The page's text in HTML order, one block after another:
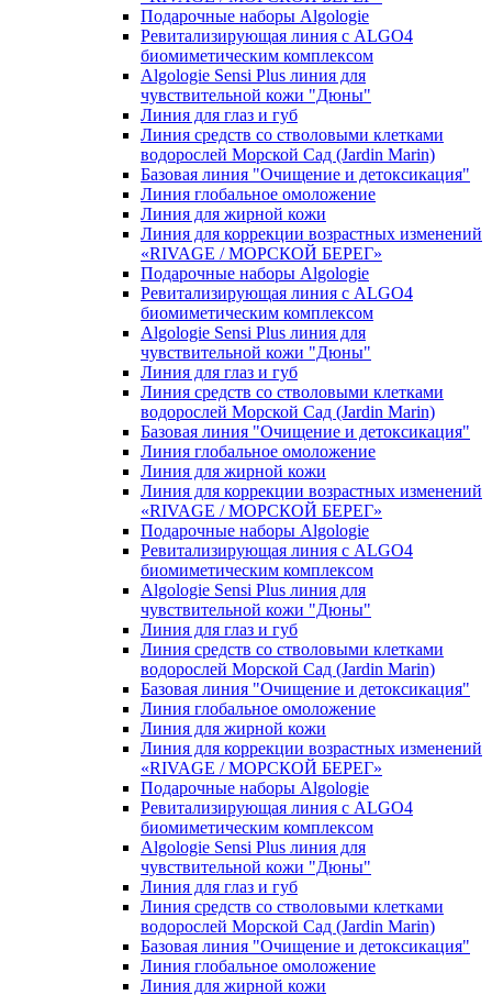
Подарочные наборы Algologie
Ревитализирующая линия с ALGO4
биомиметическим комплексом
Algologie Sensi Plus линия для
чувcтвительной кожи "Дюны"
Линия для глаз и губ
Линия средств со стволовыми клетками
водорослей Морской Сад (Jardin Marin)
Базовая линия "Очищение и детоксикация"
Линия глобальное омоложение
Линия для жирной кожи
Линия для коррекции возрастных изменений
«RIVAGE / МОРСКОЙ БЕРЕГ»
Подарочные наборы Algologie
Ревитализирующая линия с ALGO4
биомиметическим комплексом
Algologie Sensi Plus линия для
чувcтвительной кожи "Дюны"
Линия для глаз и губ
Линия средств со стволовыми клетками
водорослей Морской Сад (Jardin Marin)
Базовая линия "Очищение и детоксикация"
Линия глобальное омоложение
Линия для жирной кожи
Линия для коррекции возрастных изменений
«RIVAGE / МОРСКОЙ БЕРЕГ»
Подарочные наборы Algologie
Ревитализирующая линия с ALGO4
биомиметическим комплексом
Algologie Sensi Plus линия для
чувcтвительной кожи "Дюны"
Линия для глаз и губ
Линия средств со стволовыми клетками
водорослей Морской Сад (Jardin Marin)
Базовая линия "Очищение и детоксикация"
Линия глобальное омоложение
Линия для жирной кожи
Линия для коррекции возрастных изменений
«RIVAGE / МОРСКОЙ БЕРЕГ»
Подарочные наборы Algologie
Ревитализирующая линия с ALGO4
биомиметическим комплексом
Algologie Sensi Plus линия для
чувcтвительной кожи "Дюны"
Линия для глаз и губ
Линия средств со стволовыми клетками
водорослей Морской Сад (Jardin Marin)
Базовая линия "Очищение и детоксикация"
Линия глобальное омоложение
Линия для жирной кожи